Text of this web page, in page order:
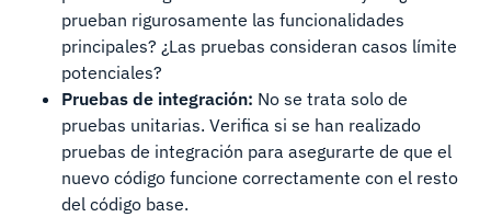
prueban rigurosamente las funcionalidades
principales? ¿Las pruebas consideran casos límite
potenciales?
Pruebas de integración: No se trata solo de
pruebas unitarias. Verifica si se han realizado
pruebas de integración para asegurarte de que el
nuevo código funcione correctamente con el resto
del código base.